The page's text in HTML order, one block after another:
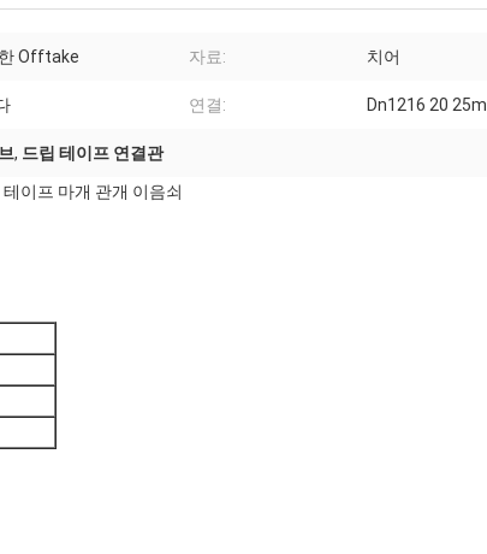
Offtake 자료: 치어
연결: Dn1216 20 25m
, 드립 테이프 연결관
이프 마개 관개 이음쇠